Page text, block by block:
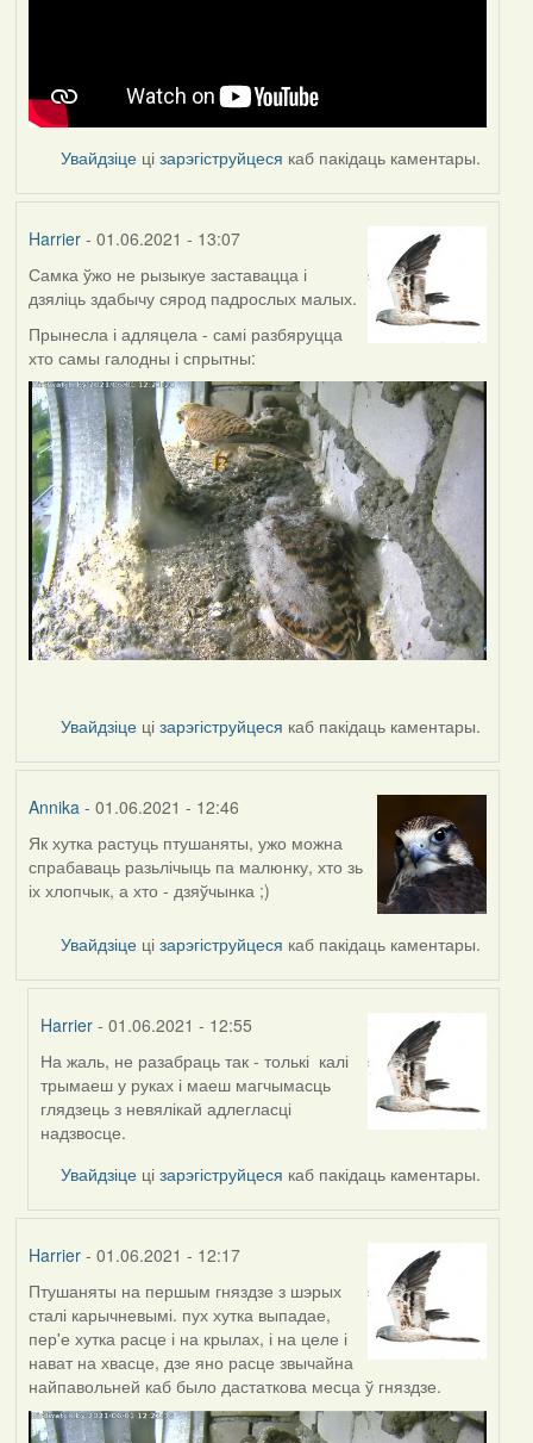
Увайдзіце цізарэгіструйцеся каб пакідаць каментары.
Harrier- 01.06.2021 - 13:07
Самка ўжо не рызыкуе заставацца і
дзяліць здабычу сярод падрослых малых.
Прынесла і адляцела - самі разбяруцца
хто самы галодны і спрытны:
Увайдзіце цізарэгіструйцеся каб пакідаць каментары.
Annika- 01.06.2021 - 12:46
Як хутка растуць птушаняты, ужо можна
спрабаваць разьлічыць па малюнку, хто зь
іх хлопчык, а хто - дзяўчынка ;)
Увайдзіце цізарэгіструйцеся каб пакідаць каментары.
Harrier - 01.06.2021 - 12:55
In
reply
to
by
Annika
На жаль, не разабраць так - толькі калі
трымаеш у руках і маеш магчымасць
глядзець з невялікай адлегласці
надзвосце.
Увайдзіце цізарэгіструйцеся каб пакідаць каментары.
Harrier- 01.06.2021 - 12:17
Птушаняты на першым гняздзе з шэрых
сталі карычневымі. пух хутка выпадае,
пер'е хутка расце і на крылах, і на целе і
нават на хвасце, дзе яно расце звычайна
найпавольней каб было дастаткова месца ў гняздзе.